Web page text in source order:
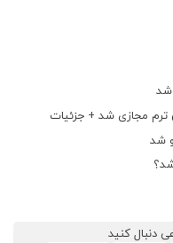
شد
ترم مجازی شد + جزئیات
شد
دنبال کنید